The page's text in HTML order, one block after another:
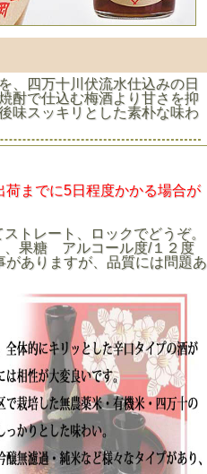
、四万十川伏流水仕込みの日
酎で仕込む梅酒より甘さを抑
味スッキリとした素朴な味わ
までに5日程度かかる場合が
トレート、ロックでどうぞ。
、果糖 アルコール度/１２度
ありますが、品質には問題あ